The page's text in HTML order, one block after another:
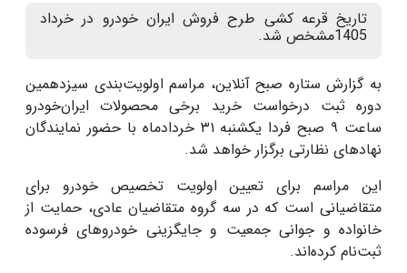
تاریخ قرعه کشی طرح فروش ایران خودرو در خرداد
1405مشخص شد.
به گزارش ستاره صبح آنلاین، مراسم اولویت‌بندی سیزدهمین
دوره ثبت درخواست خرید برخی محصولات ایران‌خودرو
ساعت ۹ صبح فردا یکشنبه ۳۱ خردادماه با حضور نمایندگان
نهادهای نظارتی برگزار خواهد شد.
این مراسم برای تعیین اولویت تخصیص خودرو برای
متقاضیانی است که در سه گروه متقاضیان عادی، حمایت از
خانواده و جوانی جمعیت و جایگزینی خودروهای فرسوده
ثبت‌نام کرده‌اند.